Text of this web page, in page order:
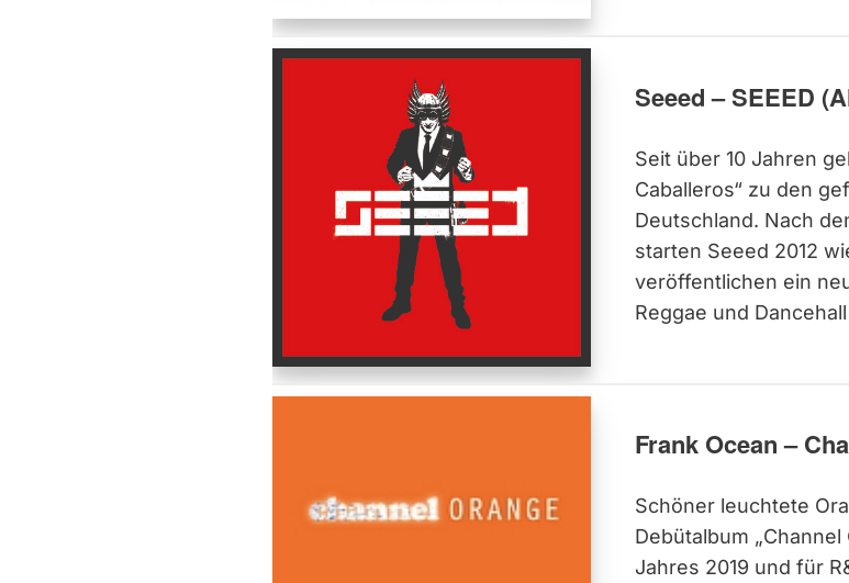
Seeed – SEEED
Seit über 10 Jahren
Caballeros“ zu den
Deutschland. Nach
starten Seeed 2012
veröffentlichen ein
Reggae und
Frank Ocean –
Schöner leuchtete
Debütalbum
Jahres 2019 und für